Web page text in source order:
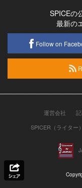
SPICEの
最新の
Follow on
運営会社
SPICER（ライター